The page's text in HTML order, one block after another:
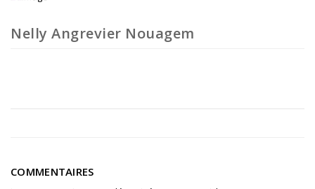
Nelly Angrevier Nouagem
COMMENTAIRES